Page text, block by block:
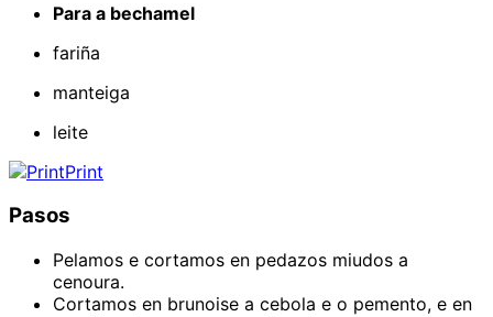
Para a bechamel
fariña
manteiga
leite
Print
Pasos
Pelamos e cortamos en pedazos miudos a
cenoura.
Cortamos en brunoise a cebola e o pemento, e en